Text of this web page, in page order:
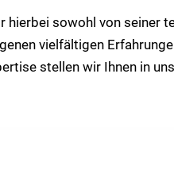
hierbei sowohl von seiner
vielfältigen
stellen wir Ihnen in